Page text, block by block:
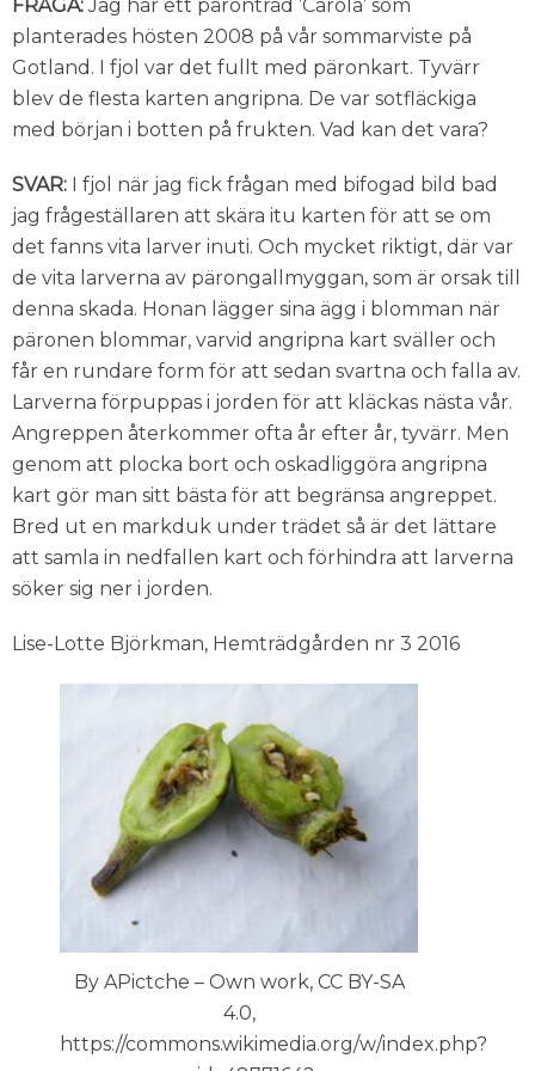
FRÅGA:Jag har ett päronträd ’Carola’ som
planterades hösten 2008 på vår sommarviste på
Gotland. I fjol var det fullt med päronkart. Tyvärr
blev de flesta karten angripna. De var sotfläckiga
med början i botten på frukten. Vad kan det vara?
SVAR: I fjol när jag fick frågan med bifogad bild bad
jag frågeställaren att skära itu karten för att se om
det fanns vita larver inuti. Och mycket riktigt, där var
de vita larverna av pärongallmyggan, som är orsak till
denna skada. Honan lägger sina ägg i blomman när
päronen blommar, varvid angripna kart sväller och
får en rundare form för att sedan svartna och falla av.
Larverna förpuppas i jorden för att kläckas nästa vår.
Angreppen återkommer ofta år efter år, tyvärr. Men
genom att plocka bort och oskadliggöra angripna
kart gör man sitt bästa för att begränsa angreppet.
Bred ut en markduk under trädet så är det lättare
att samla in nedfallen kart och förhindra att larverna
söker sig ner i jorden.
Lise-Lotte Björkman, Hemträdgården nr 3 2016
By APictche – Own work, CC BY-SA
4.0,
https://commons.wikimedia.org/w/index.php?